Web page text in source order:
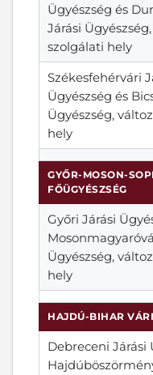
Ügyészség és
Járási
szolgálati hely
Székesfehérvári
Ügyészség és
Ügyészség,
hely
GYŐR-MOSON-
FŐÜGYÉSZSÉG
Győri Járási
Ügyészség,
hely
HAJDÚ-BIHAR
Debreceni Járási